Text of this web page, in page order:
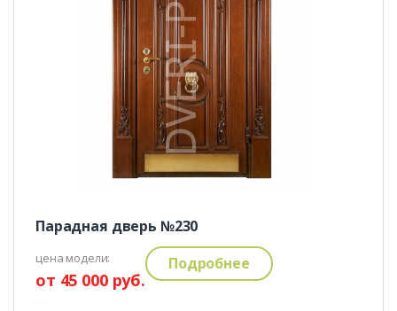
Парадная дверь №230
цена модели:
от 45 000 руб.
Подробнее